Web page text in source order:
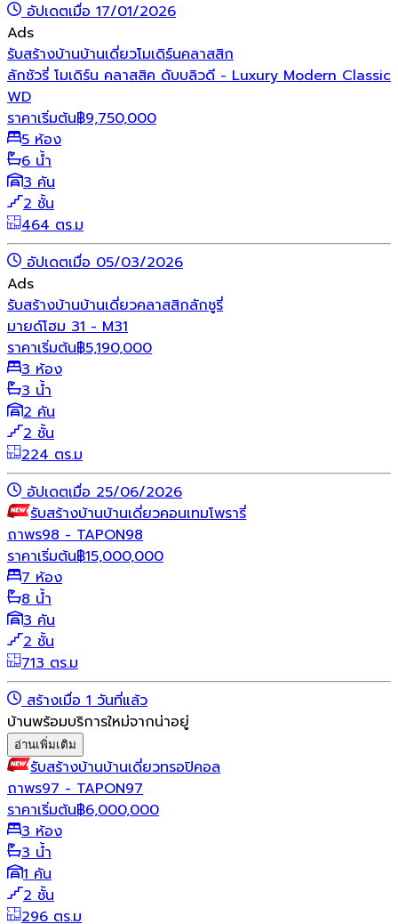
อัปเดตเมื่อ 17/01/2026
Ads
รับสร้างบ้านบ้านเดี่ยวโมเดิร์นคลาสสิก
ลักชัวรี่ โมเดิร์น คลาสสิค ดับบลิวดี - Luxury Modern Classic
WD
ราคาเริ่มต้น฿9,750,000
5 ห้อง
6 น้ำ
3 คัน
2 ชั้น
464 ตร.ม
อัปเดตเมื่อ 05/03/2026
Ads
รับสร้างบ้านบ้านเดี่ยวคลาสสิกลักชูรี่
มายด์โฮม 31 - M31
ราคาเริ่มต้น฿5,190,000
3 ห้อง
3 น้ำ
2 คัน
2 ชั้น
224 ตร.ม
อัปเดตเมื่อ 25/06/2026
รับสร้างบ้านบ้านเดี่ยวคอนเทมโพรารี่
ถาพร98 - TAPON98
ราคาเริ่มต้น฿15,000,000
7 ห้อง
8 น้ำ
3 คัน
2 ชั้น
713 ตร.ม
สร้างเมื่อ 1 วันที่แล้ว
บ้านพร้อมบริการใหม่จากน่าอยู่
อ่านเพิ่มเติม
รับสร้างบ้านบ้านเดี่ยวทรอปิคอล
ถาพร97 - TAPON97
ราคาเริ่มต้น฿6,000,000
3 ห้อง
3 น้ำ
1 คัน
2 ชั้น
296 ตร.ม